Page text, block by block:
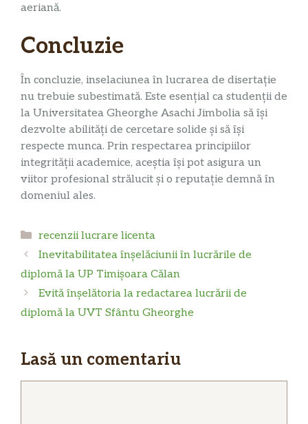
aeriană.
Concluzie
În concluzie, inselaciunea în lucrarea de disertație
nu trebuie subestimată. Este esențial ca studenții de
la Universitatea Gheorghe Asachi Jimbolia să își
dezvolte abilități de cercetare solide și să își
respecte munca. Prin respectarea principiilor
integrității academice, aceștia își pot asigura un
viitor profesional strălucit și o reputație demnă în
domeniul ales.
Categorii
recenzii lucrare licenta
Inevitabilitatea înșelăciunii în lucrările de
diplomă la UP Timișoara Călan
Evită înșelătoria la redactarea lucrării de
diplomă la UVT Sfântu Gheorghe
Lasă un comentariu